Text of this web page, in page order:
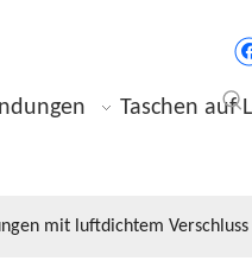
Taschen auf
mit luftdichtem Verschluss